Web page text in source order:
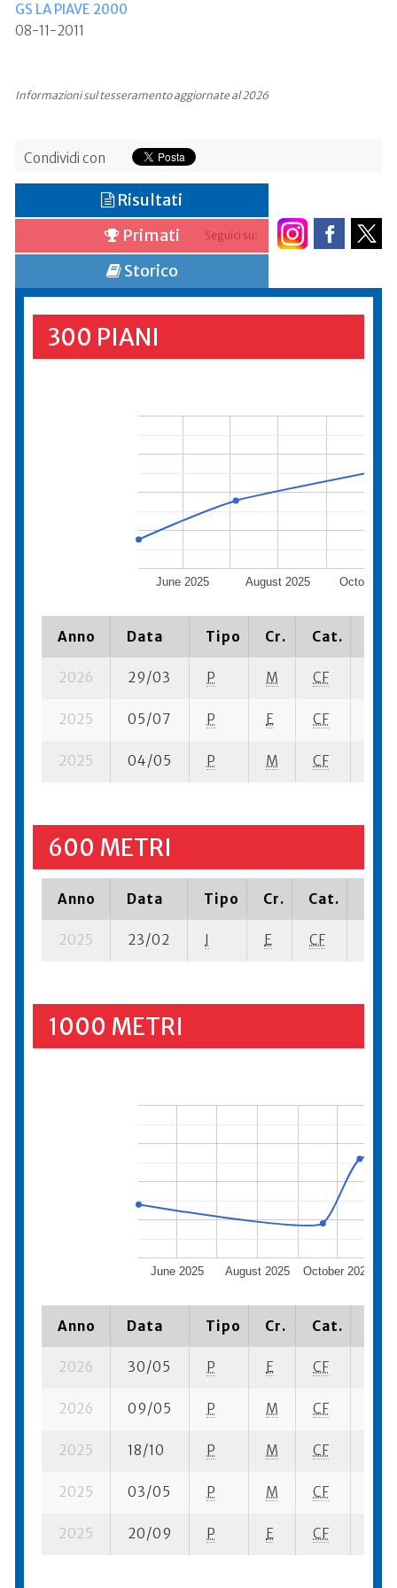
GS LA PIAVE 2000
08-11-2011
Informazioni sul tesseramento aggiornate al 2026
Condividi con
Seguici su:
Risultati
Primati
Storico
300 PIANI
June 2025 August 2025 October
Anno Data Tipo Cr. Cat.
2026 29/03 P M CF
2025 05/07 P E CF
2025 04/05 P M CF
600 METRI
Anno Data Tipo Cr. Cat.
2025 23/02 I E CF
1000 METRI
June 2025 August 2025 October 2025
Anno Data Tipo Cr. Cat.
2026 30/05 P E CF
2026 09/05 P M CF
2025 18/10 P M CF
2025 03/05 P M CF
2025 20/09 P E CF